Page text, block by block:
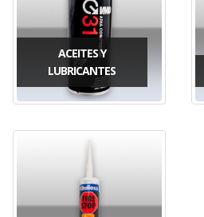
ACEITES Y
LUBRICANTES